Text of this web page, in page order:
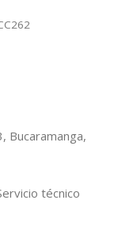
Bucaramanga,
técnico